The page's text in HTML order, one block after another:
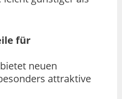
für
neuen
attraktive